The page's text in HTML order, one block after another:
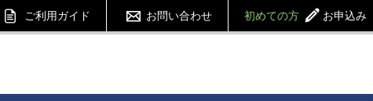
ご利用ガイド お問い合わせ 初めての方 お申込み